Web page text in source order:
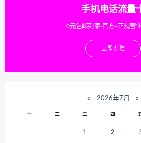
手机电话流量
0元包邮到家-官方+正规营
立即办理
« 2026年7月 »
一 二 三 四
1 2